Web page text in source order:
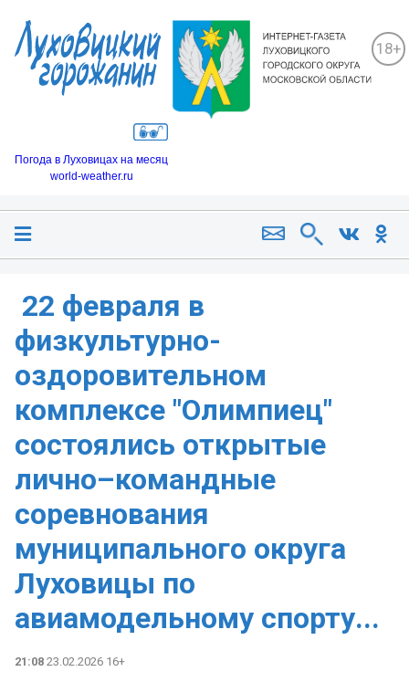
18+
Погода в Луховицах на месяц
world-weather.ru
️ 22 февраля в
физкультурно-
оздоровительном
комплексе "Олимпиец"
состоялись открытые
лично–командные
соревнования
муниципального округа
Луховицы по
авиамодельному спорту...
21:08 23.02.2026 16+